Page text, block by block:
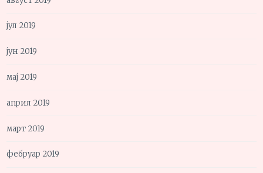
јул 2019
јун 2019
мај 2019
април 2019
март 2019
фебруар 2019